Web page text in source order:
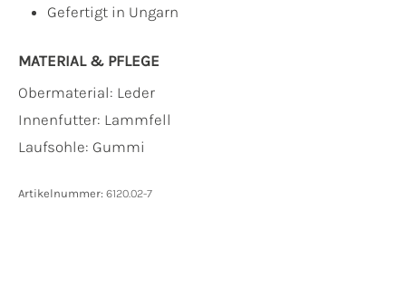
Gefertigt in Ungarn
MATERIAL & PFLEGE
Obermaterial: Leder
Innenfutter: Lammfell
Laufsohle: Gummi
Artikelnummer: 6120.02-7